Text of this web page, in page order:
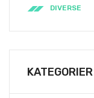
DIVERSE
KATEGORIER